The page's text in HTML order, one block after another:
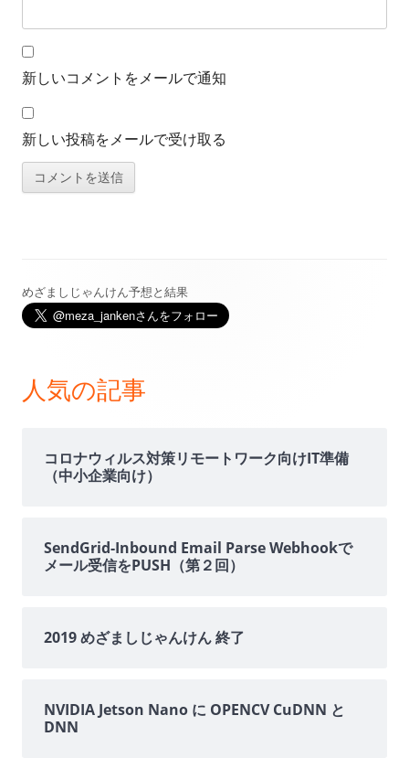
新しいコメントをメールで通知
新しい投稿をメールで受け取る
メ
ン
めざましじゃんけん予想と結果
人気の記事
コロナウィルス対策リモートワーク向けIT準備
（中小企業向け）
SendGrid-Inbound Email Parse Webhookで
メール受信をPUSH（第２回）
2019 めざましじゃんけん 終了
NVIDIA Jetson Nano に OPENCV CuDNN と
DNN